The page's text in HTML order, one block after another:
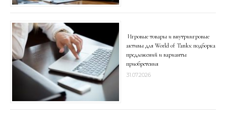
Игровые товары и внутриигровые
активы для World of Tanks: подборка
предложений и варианты
приобретения
31.07.2026